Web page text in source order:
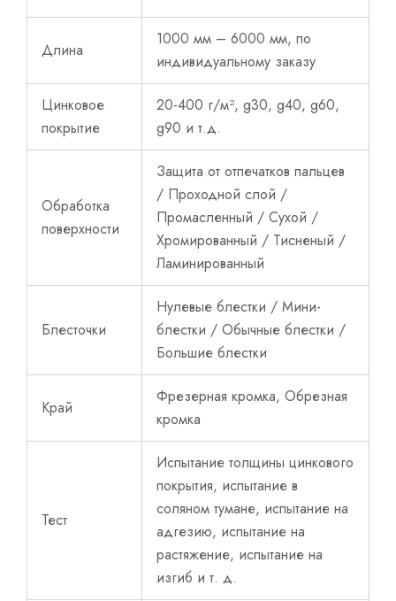
Длина
1000 мм – 6000 мм, по
индивидуальному заказу
Цинковое
покрытие
20-400 г/м², g30, g40, g60,
g90 и т.д.
Обработка
поверхности
Защита от отпечатков пальцев
/ Проходной слой /
Промасленный / Сухой /
Хромированный / Тисненый /
Ламинированный
Блесточки
Нулевые блестки / Мини-
блестки / Обычные блестки /
Большие блестки
Край
Фрезерная кромка, Обрезная
кромка
Тест
Испытание толщины цинкового
покрытия, испытание в
соляном тумане, испытание на
адгезию, испытание на
растяжение, испытание на
изгиб и т. д.